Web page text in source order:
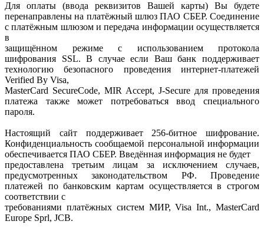
Для оплаты (ввода реквизитов Вашей карты) Вы будете
перенаправлены на платёжный шлюз ПАО СБЕР. Соединение
с платёжным шлюзом и передача информации осуществляется
в
защищённом режиме с использованием протокола
шифрования SSL. В случае если Ваш банк поддерживает
технологию безопасного проведения интернет-платежей
Verified By Visa,
MasterCard SecureCode, MIR Accept, J-Secure для проведения
платежа также может потребоваться ввод специального
пароля.
Настоящий сайт поддерживает 256-битное шифрование.
Конфиденциальность сообщаемой персональной информации
обеспечивается ПАО СБЕР. Введённая информация не будет
предоставлена третьим лицам за исключением случаев,
предусмотренных законодательством РФ. Проведение
платежей по банковским картам осуществляется в строгом
соответствии с
требованиями платёжных систем МИР, Visa Int., MasterCard
Europe Sprl, JCB.